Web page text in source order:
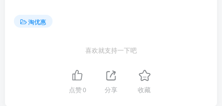
淘优惠
喜欢就支持一下吧
点赞0 分享 收藏